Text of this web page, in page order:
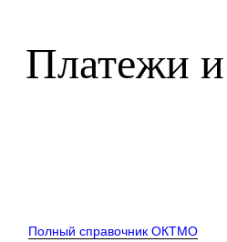
Платежи
Полный справочник ОКТМО